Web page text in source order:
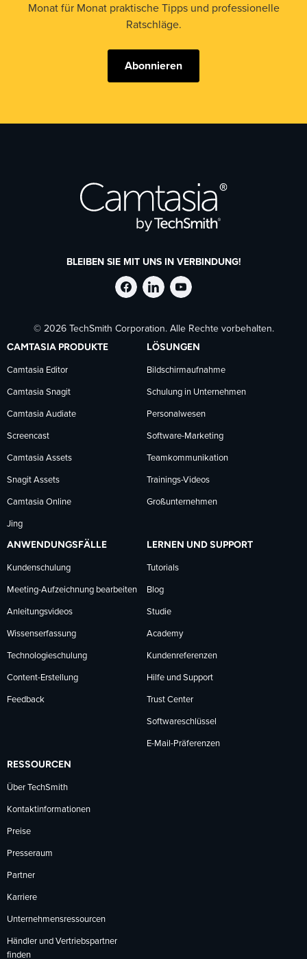
Monat für Monat praktische Tipps und professionelle
Ratschläge.
Abonnieren
BLEIBEN SIE MIT UNS IN VERBINDUNG!
TechSmith
auf
Facebook
folgen
TechSmith
auf
LinkedIn
folgen
TechSmith
auf
YouTube
folgen
© 2026 TechSmith Corporation. Alle Rechte vorbehalten.
CAMTASIA PRODUKTE
Camtasia Editor
Camtasia Snagit
Camtasia Audiate
Screencast
Camtasia Assets
Snagit Assets
Camtasia Online
Jing
LÖSUNGEN
Bildschirmaufnahme
Schulung in Unternehmen
Personalwesen
Software-Marketing
Teamkommunikation
Trainings-Videos
Großunternehmen
ANWENDUNGSFÄLLE
Kundenschulung
Meeting-Aufzeichnung bearbeiten
Anleitungsvideos
Wissenserfassung
Technologieschulung
Content-Erstellung
Feedback
LERNEN UND SUPPORT
Tutorials
Blog
Studie
Academy
Kundenreferenzen
Hilfe und Support
Trust Center
Softwareschlüssel
E-Mail-Präferenzen
RESSOURCEN
Über TechSmith
Kontaktinformationen
Preise
Presseraum
Partner
Karriere
Unternehmensressourcen
Händler und Vertriebspartner
finden